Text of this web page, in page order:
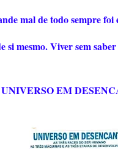
mal de todo sempre foi
si mesmo. Viver sem
EM